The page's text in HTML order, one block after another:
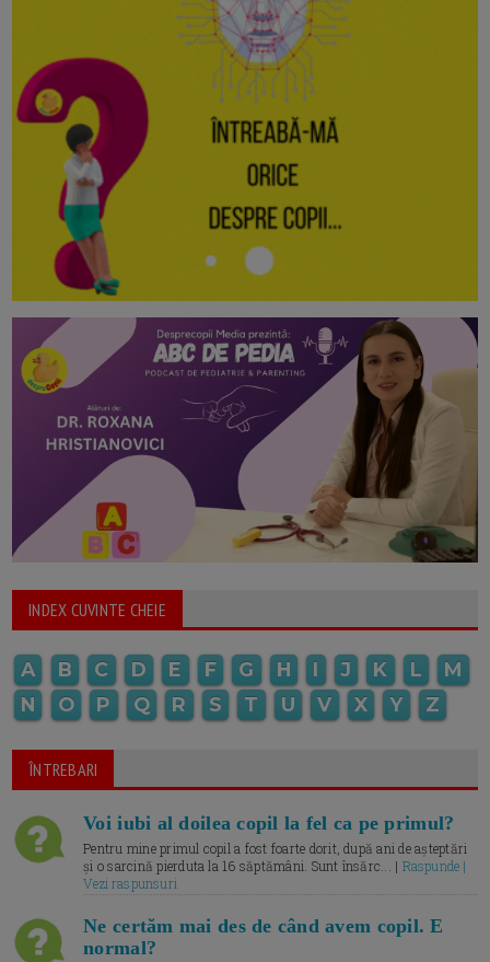
INDEX CUVINTE CHEIE
A B C D E F G H I J K L
M
N
O P Q R S T U V X Y Z
ÎNTREBARI
Voi iubi al doilea copil la fel ca pe primul?
Pentru mine primul copil a fost foarte dorit, după ani de așteptări
și o sarcină pierduta la 16 săptămâni. Sunt însărc... | Raspunde |
Vezi raspunsuri
Ne certăm mai des de când avem copil. E
normal?